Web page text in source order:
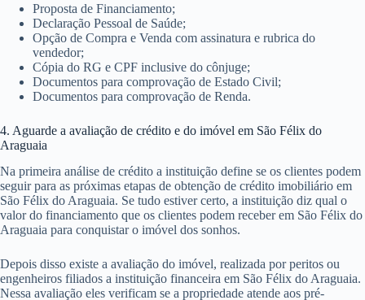
Proposta de Financiamento;
Declaração Pessoal de Saúde;
Opção de Compra e Venda com assinatura e rubrica do
vendedor;
Cópia do RG e CPF inclusive do cônjuge;
Documentos para comprovação de Estado Civil;
Documentos para comprovação de Renda.
4. Aguarde a avaliação de crédito e do imóvel em São Félix do
Araguaia
Na primeira análise de crédito a instituição define se os clientes podem
seguir para as próximas etapas de obtenção de crédito imobiliário em
São Félix do Araguaia. Se tudo estiver certo, a instituição diz qual o
valor do financiamento que os clientes podem receber em São Félix do
Araguaia para conquistar o imóvel dos sonhos.
Depois disso existe a avaliação do imóvel, realizada por peritos ou
engenheiros filiados a instituição financeira em São Félix do Araguaia.
Nessa avaliação eles verificam se a propriedade atende aos pré-